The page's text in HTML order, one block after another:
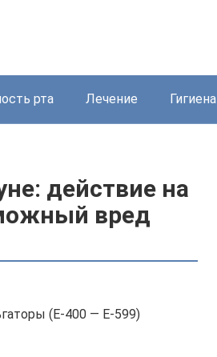
рта Лечение Гигиена
действие на
вред
(Е-400 — Е-599)